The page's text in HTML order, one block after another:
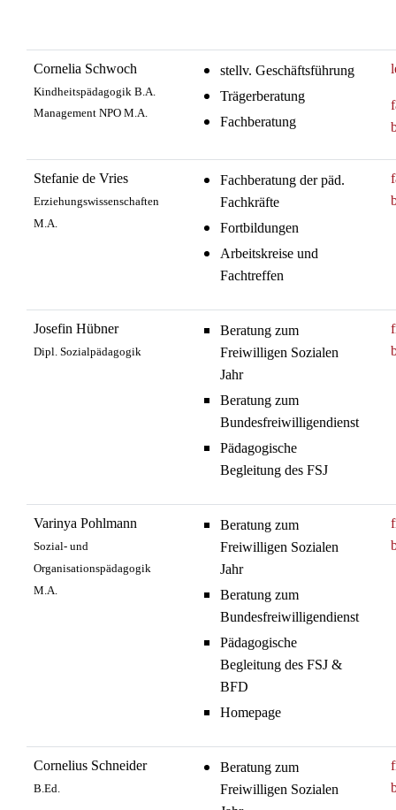
Cornelia Schwoch
Kindheitspädagogik B.A.
Management NPO M.A.
stellv. Geschäftsführung
Trägerberatung
Fachberatung
Stefanie de Vries
Erziehungswissenschaften
M.A.
Fachberatung der päd.
Fachkräfte
Fortbildungen
Arbeitskreise und
Fachtreffen
Josefin Hübner
Dipl. Sozialpädagogik
Beratung zum
Freiwilligen Sozialen
Jahr
Beratung zum
Bundesfreiwilligendienst
Pädagogische
Begleitung des FSJ
Varinya Pohlmann
Sozial- und
Organisationspädagogik
M.A.
Beratung zum
Freiwilligen Sozialen
Jahr
Beratung zum
Bundesfreiwilligendienst
Pädagogische
Begleitung des FSJ &
BFD
Homepage
Cornelius Schneider
B.Ed.
Beratung zum
Freiwilligen Sozialen